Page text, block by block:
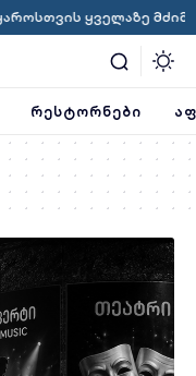
ყველაზე მძიმედ ·
ᲠᲔᲡᲢᲝᲠᲜᲔᲑᲘ